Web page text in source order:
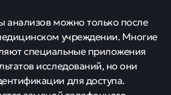
анализов можно только после
учреждении. Многие
специальные приложения
исследований, но они
для доступа.